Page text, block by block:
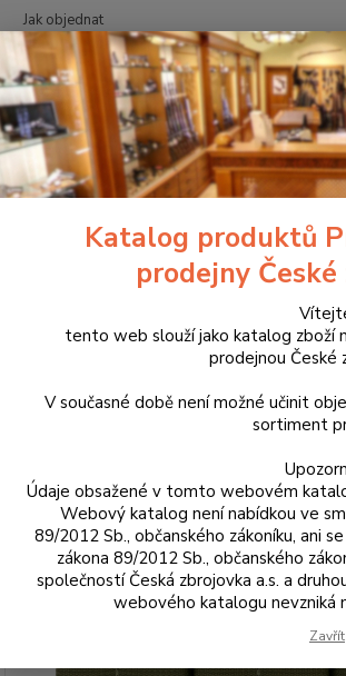
Jak objednat
Úvod Pouzdra, kufry na zbraně a batohy
Samosvorná sumka
Katalog produktů
prodejny
tento web slouží jako katalog zboží
prodejnou České
V současné době není možné učinit
sortiment
Údaje obsažené v tomto webovém
Webový katalog není nabídkou ve
89/2012 Sb., občanského zákoníku, ani
zákona 89/2012 Sb., občanského
společností Česká zbrojovka a.s. a
webového katalogu nevzniká
Zavřít